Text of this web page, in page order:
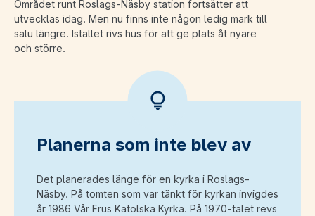
Området runt Roslags-Näsby station fortsätter att
utvecklas idag. Men nu finns inte någon ledig mark till
salu längre. Istället rivs hus för att ge plats åt nyare
och större.
Planerna som inte blev av
Det planerades länge för en kyrka i Roslags-
Näsby. På tomten som var tänkt för kyrkan invigdes
år 1986 Vår Frus Katolska Kyrka. På 1970-talet revs